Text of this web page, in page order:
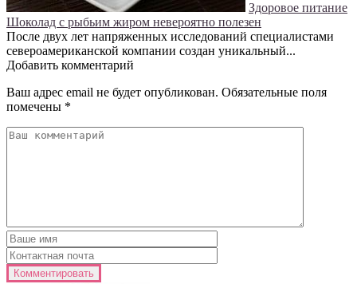
Здоровое питание
Шоколад с рыбьим жиром невероятно полезен
После двух лет напряженных исследований специалистами
североамериканской компании создан уникальный...
Добавить комментарий
Ваш адрес email не будет опубликован. Обязательные поля
помечены *